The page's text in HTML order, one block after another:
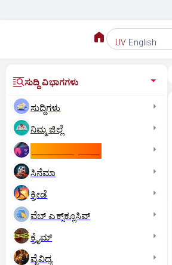
UV English
ಸುದ್ದಿ ವಿಭಾಗಗಳು
ಸುದ್ದಿಗಳು
ನಿಮ್ಮ ಜಿಲ್ಲೆ
ಸಿನೆಮಾ
ಕ್ರೀಡೆ
ವೆಬ್ ಎಕ್ಸ್‌ಕ್ಲೂಸಿವ್
ಕ್ರೈಮ್
ವೈವಿಧ್ಯ